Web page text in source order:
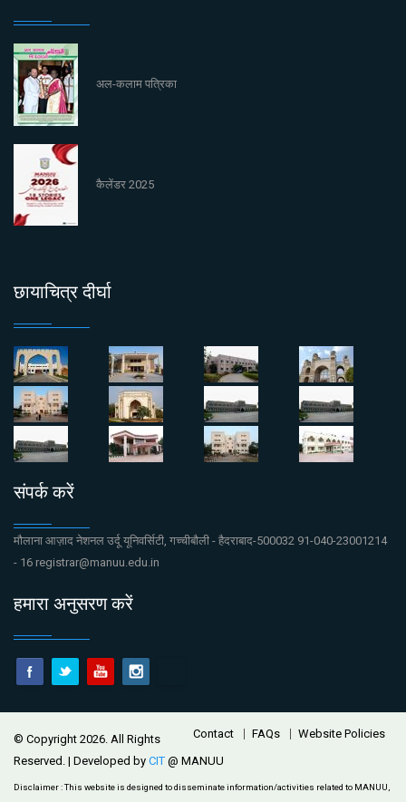
अल-कलाम पत्रिका
कैलेंडर 2025
छायाचित्र दीर्घा
संपर्क करें
मौलाना आज़ाद नेशनल उर्दू यूनिवर्सिटी, गच्चीबौली - हैदराबाद-500032 91-040-23001214
- 16 registrar@manuu.edu.in
हमारा अनुसरण करें
Footer Contact FAQs Website Policies
© Copyright 2026. All Rights
Reserved. | Developed by CIT @ MANUU
Disclaimer :This website is designed to disseminate information/activities related to MANUU,